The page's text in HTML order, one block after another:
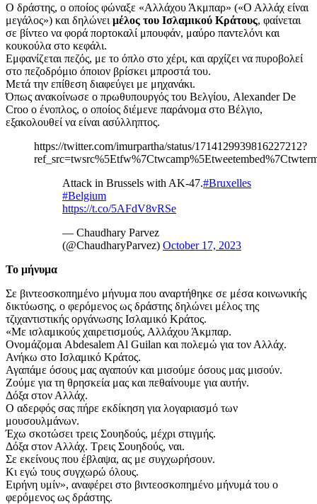
Ο δράστης, ο οποίος φώναξε «Αλλάχου Άκμπαρ» («Ο Αλλάχ είναι
μεγάλος») και δηλώνει μέλος του Ισλαμικού Κράτους, φαίνεται
σε βίντεο να φορά πορτοκαλί μπουφάν, μαύρο παντελόνι και
κουκούλα στο κεφάλι.
Εμφανίζεται πεζός, με το όπλο στο χέρι, και αρχίζει να πυροβολεί
στο πεζοδρόμιο όποιον βρίσκει μπροστά του.
Μετά την επίθεση διαφεύγει με μηχανάκι.
Όπως ανακοίνωσε ο πρωθυπουργός του Βελγίου, Alexander De
Croo ο ένοπλος, ο οποίος διέμενε παράνομα στο Βέλγιο,
εξακολουθεί να είναι ασύλληπτος.
https://twitter.com/imurpartha/status/1714129939816227212?
Attack in Brussels with AK-47.#Bruxelles
#Belgium
https://t.co/5AFdV8vRSe
— Chaudhary Parvez
(@ChaudharyParvez) October 17, 2023
Το μήνυμα
Σε βιντεοσκοπημένο μήνυμα που αναρτήθηκε σε μέσα κοινωνικής
δικτύωσης, ο φερόμενος ως δράστης δηλώνει μέλος της
τζιχαντιστικής οργάνωσης Ισλαμικό Κράτος.
«Με ισλαμικούς χαιρετισμούς, Αλλάχου Άκμπαρ.
Ονομάζομαι Abdesalem Al Guilan και πολεμώ για τον Αλλάχ.
Ανήκω στο Ισλαμικό Κράτος.
Αγαπάμε όσους μας αγαπούν και μισούμε όσους μας μισούν.
Ζούμε για τη θρησκεία μας και πεθαίνουμε για αυτήν.
Δόξα στον Αλλάχ.
Ο αδερφός σας πήρε εκδίκηση για λογαριασμό των
μουσουλμάνων.
Έχω σκοτώσει τρεις Σουηδούς, μέχρι στιγμής.
Δόξα στον Αλλάχ. Τρεις Σουηδούς, ναι.
Σε εκείνους που έβλαψα, ας με συγχωρήσουν.
Κι εγώ τους συγχωρώ όλους.
Ειρήνη υμίν», αναφέρει στο βιντεοσκοπημένο μήνυμά του ο
φερόμενος ως δράστης.